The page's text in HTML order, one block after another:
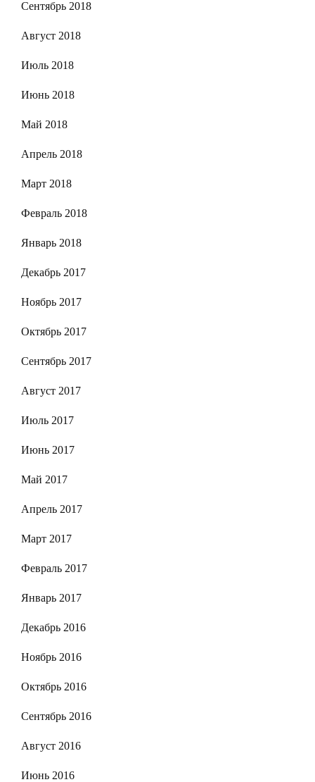
Сентябрь 2018
Август 2018
Июль 2018
Июнь 2018
Май 2018
Апрель 2018
Март 2018
Февраль 2018
Январь 2018
Декабрь 2017
Ноябрь 2017
Октябрь 2017
Сентябрь 2017
Август 2017
Июль 2017
Июнь 2017
Май 2017
Апрель 2017
Март 2017
Февраль 2017
Январь 2017
Декабрь 2016
Ноябрь 2016
Октябрь 2016
Сентябрь 2016
Август 2016
Июнь 2016